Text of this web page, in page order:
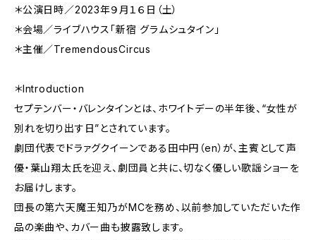
＊公演日時／2023年９月１６日（土）
＊会場／ライブハウス「新宿 グラムシュタイン」
＊主催／TremendousCircus
＊Introduction
セプテンバー・バレンタインとは、ホワイトデーの半年後、“女性が
別れを切り出す日”とされています。
劇団代表でドラァグクイーンである田中円（en）が、主賓として声
優・葉山翔太氏を迎え、劇団員と共に、切なく優しい歌謡ショーを
お届けします。
団長の第六天魔王知乃がMCを務め、以前参加していただいた作
品の楽曲や、カバー曲も披露致します。